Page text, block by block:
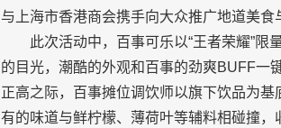
与上海市香港商会携手向大众推广地道美食
此次活动中，百事可乐以“王者荣耀”
的目光，潮酷的外观和百事的劲爽BUFF一
正高之际，百事摊位调饮师以旗下饮品为
有的味道与鲜柠檬、薄荷叶等辅料相碰撞